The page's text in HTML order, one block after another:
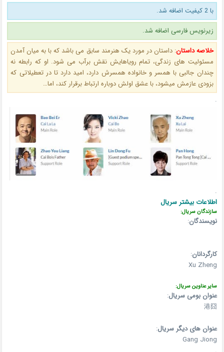
با 2 کیفیت اضافه شد.
زیرنویس فارسی اضافه شد.
خلاصه داستان:داستان در مورد یک هنرمند سابق می باشد که با به میان آمدن
مسئولیت های زندگی، تمام رویاهایش نقش برآب می شود. او که رابطه نه
چندان جالبی با همسر و خانواده همسرش دارد، امید دارد تا در تعطیلاتی که
بزودی عازمش میشود، با عشق اولش دوباره ارتباط برقرار کند، اما…
.
.
اطلاعات بیشتر سریال
سازندگان سریال:
نویسندگان:
کارگردانان:
Xu Zheng
سایر عناوین سریال:
عنوان بومی سریال:
港囧
عنوان های دیگر سریال:
Gang Jiong